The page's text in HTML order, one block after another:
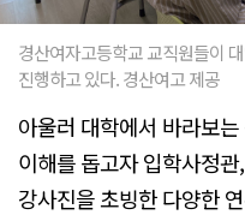
경산여자고등학교 교직원들이
진행하고 있다. 경산여고 제공
아울러 대학에서 바라보
이해를 돕고자 입학사정
강사진을 초빙한 다양한